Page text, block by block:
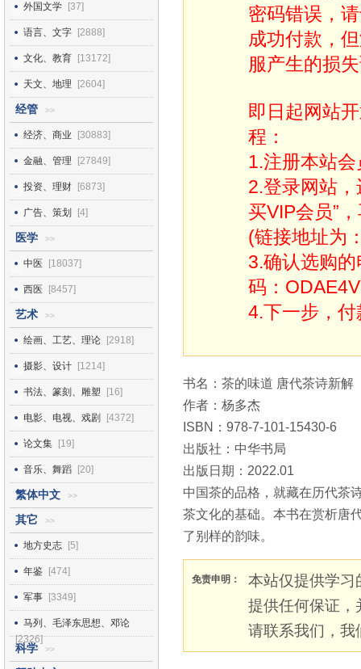
外国文学 [37]
语言、文字 [2888]
文化、教育 [13172]
天文、地理 [2604]
经管 >>
经济、商业 [30883]
金融、管理 [27849]
投资、理财 [6873]
广告、策划 [4]
医学 >>
中医 [18037]
西医 [8457]
艺术 >>
绘画、工艺、理论 [2918]
摄影、设计 [1214]
书法、篆刻、雕塑 [16]
电影、电视、戏剧 [4372]
论文集 [19]
音乐、舞蹈 [20]
繁体中文 >>
其它 >>
地方史志 [5]
年鉴 [474]
军事 [3349]
马列、毛泽东思想、邓论
[2326]
科学 >>
密码错误，
成功付款，
服产生的损
即日起网站
程：
1.注册本站会
2.登录网站，
买VIP会员”
(链接地址为
3.确认选购
码：
4.下一步，
书名：茶的味道 唐代茶诗新解
作者：杨多杰
ISBN：978-7-101-15430-6
出版社：中华书局
出版日期：2022.01
中国茶的品格，就藏在历代茶
茶文化的基础。本书在赏析唐
了别样的韵味。
免责申明：
本站仅提供学习
提供任何保证，
请联系我们，我